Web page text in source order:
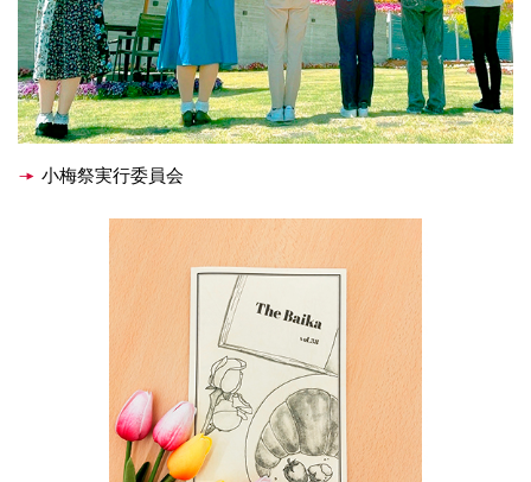
BCCS 梅花メール 入学前プログラム
小梅祭実行委員会